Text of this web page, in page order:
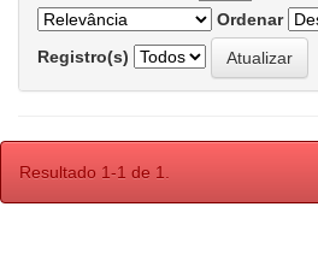
Ordenar
Registro(s)
Resultado 1-1 de 1.